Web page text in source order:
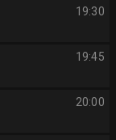
19:30
19:45
20:00